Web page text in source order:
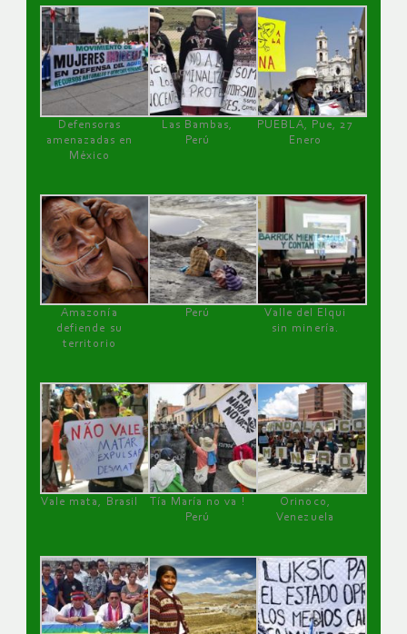
Defensoras
amenazadas en
México
Las Bambas,
Perú
PUEBLA, Pue, 27
Enero
Amazonía
defiende su
territorio
Perú
Valle del Elqui
sin minería.
Vale mata, Brasil
Tía María no va !
Perú
Orinoco,
Venezuela